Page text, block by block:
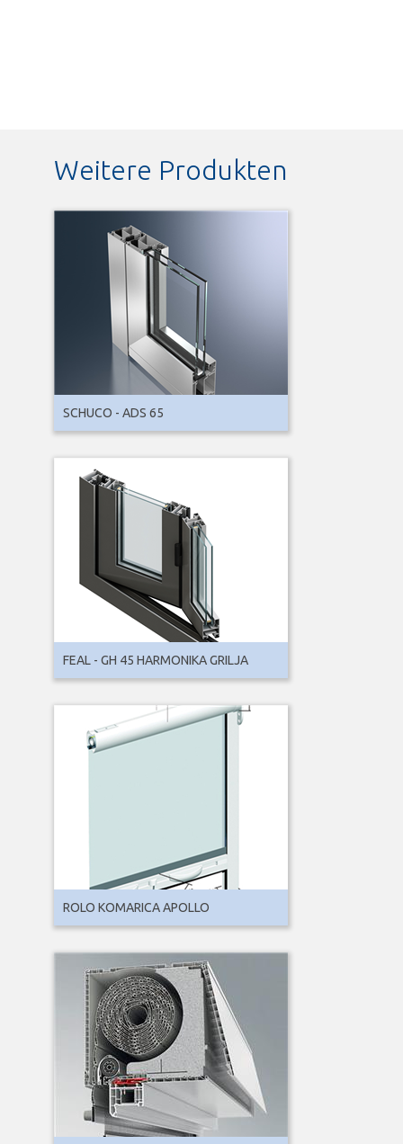
Weitere Produkten
SCHUCO - ADS 65
FEAL - GH 45 HARMONIKA GRILJA
ROLO KOMARICA APOLLO